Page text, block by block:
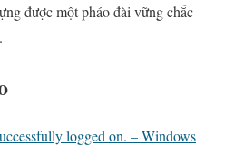
được một pháo đài vững chắc
logged on. – Windows